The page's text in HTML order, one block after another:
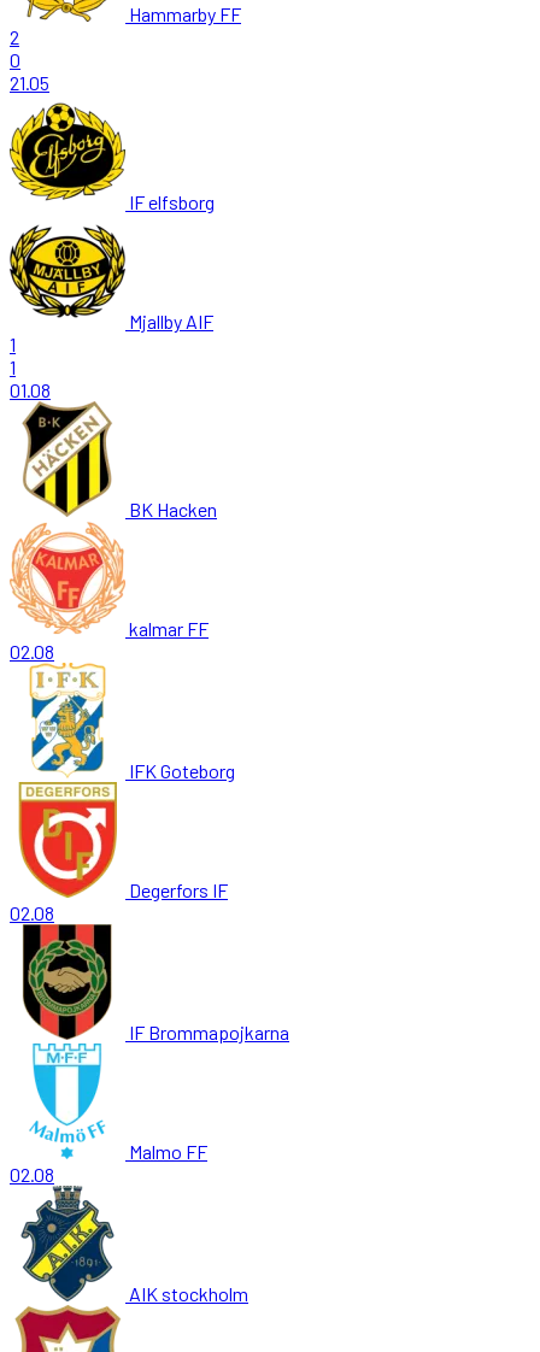
Hammarby FF
2
0
21.05
IF elfsborg
Mjallby AIF
1
1
01.08
BK Hacken
kalmar FF
02.08
IFK Goteborg
Degerfors IF
02.08
IF Brommapojkarna
Malmo FF
02.08
AIK stockholm